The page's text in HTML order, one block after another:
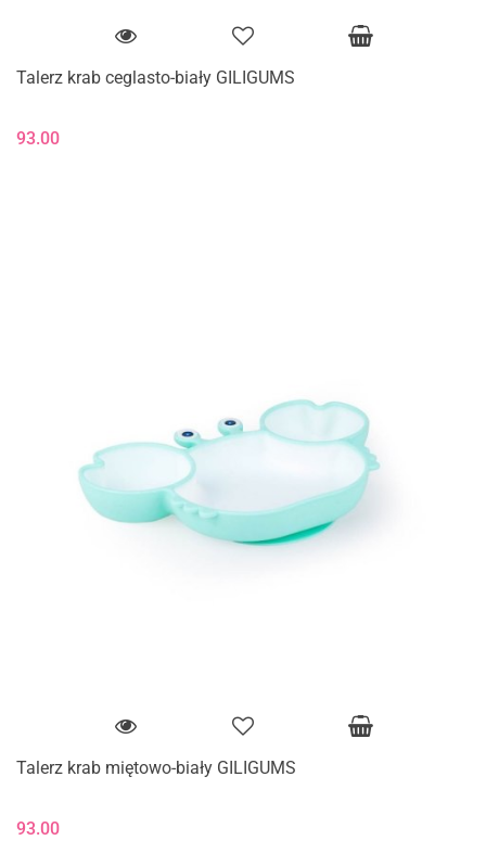
Talerz krab ceglasto-biały GILIGUMS
93.00
Talerz krab miętowo-biały GILIGUMS
93.00